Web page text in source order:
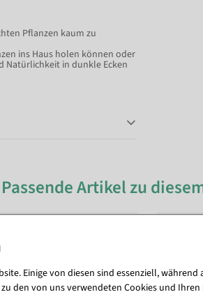
Pflanzen kaum zu
ins Haus holen können oder
Natürlichkeit in dunkle Ecken
Passende Artikel zu
Einige von diesen sind essenziell,
den von uns verwendeten Cookies und